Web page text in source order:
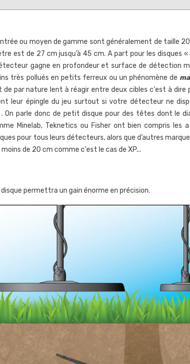
un
de
Comment nettoyer une
monnaie en bronze avec
le stylo nettoyeur fibre
de verre
654vues
bronze ancienne sans abimer
la...
ou moyen de gamme sont généralement de taille
est de 27 cm jusqu’à 45 cm. A part pour les disques
gagne en profondeur et surface de détection
très pollués en petits ferreux ou un phénomène de
par nature lent à réagir entre deux cibles c'est à dire
leur épingle du jeu surtout si votre détecteur ne
On parle donc de petit disque pour des têtes dont le
Minelab, Teknetics ou Fisher ont bien compris les
pour tous leurs détecteurs, alors que d’autres
de 20 cm comme c'est le cas de XP...
permettra un gain énorme en précision.